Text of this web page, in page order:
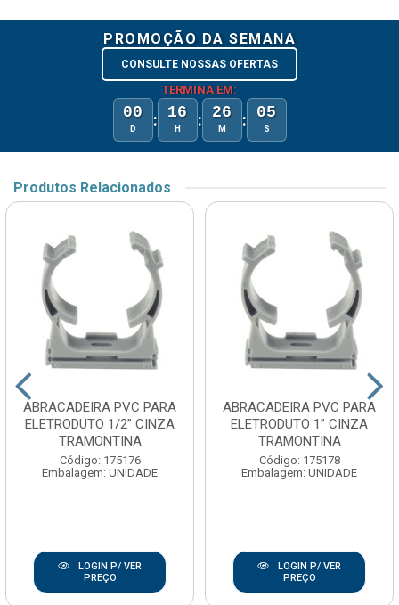
PROMOÇÃO DA SEMANA
CONSULTE NOSSAS OFERTAS
TERMINA EM:
00
D : 16
H : 26
M : 05
S
Produtos Relacionados
ABRACADEIRA PVC PARA
ELETRODUTO 1/2” CINZA
TRAMONTINA
Código: 175176
Embalagem: UNIDADE
LOGIN P/ VER
PREÇO
ABRACADEIRA PVC PARA
ELETRODUTO 1” CINZA
TRAMONTINA
Código: 175178
Embalagem: UNIDADE
LOGIN P/ VER
PREÇO